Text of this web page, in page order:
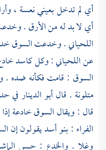
أي لم تدخل بعيني نعسة ،
أي لا بد له من الأرق .
اللحياني. وخدعت السوق
عناللحياني: وكل كاسد
السوق : قامت فكأنه ضده .
متلونة . قالأبو الدينارفي
قال : ويقال السوق خادعة إذا
الفراء :بنو أسديقولون إن